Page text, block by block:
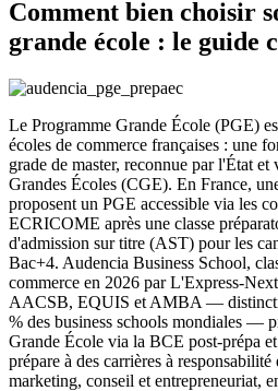
Comment bien choisir
grande école : le guide
Le Programme Grande École (PGE)
écoles de commerce françaises : une
grade de master, reconnue par l'État et
Grandes Écoles (CGE). En France,
proposent un PGE accessible via les
ECRICOME après une classe
d'admission sur titre (AST) pour les
Bac+4. Audencia Business School,
commerce en 2026 par L'Express-
AACSB, EQUIS et AMBA —
% des business schools mondiales —
Grande École via la BCE post-prépa
prépare à des carrières à
marketing, conseil et entrepreneuriat,